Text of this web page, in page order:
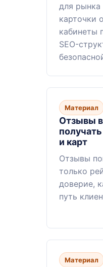
для рынка
карточки
кабинеты
SEO-
Материал
Отзывы в
и карт
Отзывы
только
доверие,
путь
Материал